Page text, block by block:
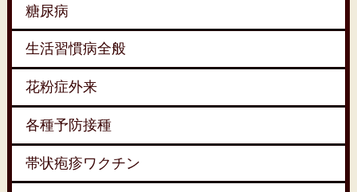
糖尿病
生活習慣病全般
花粉症外来
各種予防接種
帯状疱疹ワクチン